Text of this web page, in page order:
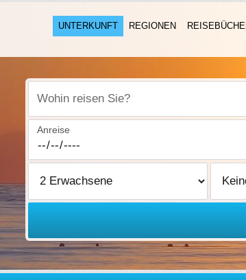
UNTERKUNFT REGIONEN
Wohin reisen Sie?
Anreise